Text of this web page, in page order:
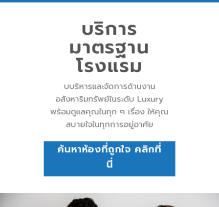
บริการ
มาตรฐาน
โรงแรม
บบริหารและจัดการด้านงาน
อสังหาริมทรัพย์ในระดับ Luxury
พร้อมดูแลคุณในทุก ๆ เรื่อง ให้คุณ
สบายใจในทุกการอยู่อาศัย
ค้นหาห้องที่ถูกใจ คลิกที่
นี่